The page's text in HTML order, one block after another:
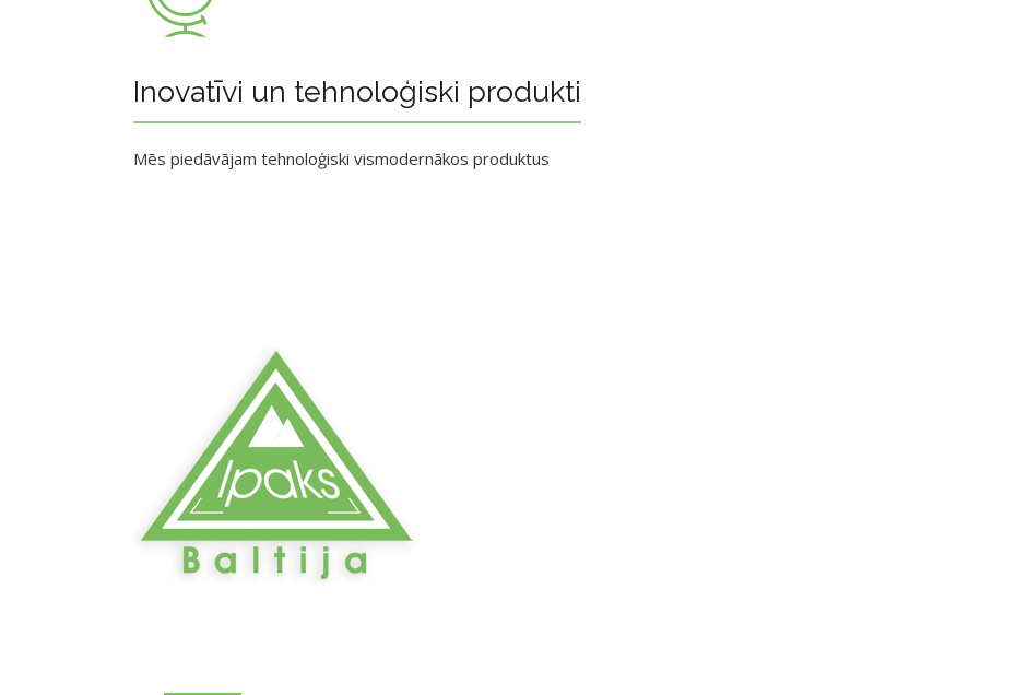
Inovatīvi un tehnoloģiski produkti
Mēs piedāvājam tehnoloģiski vismodernākos produktus